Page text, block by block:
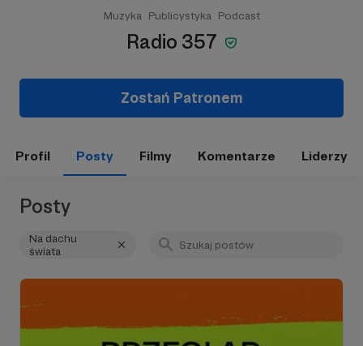
Muzyka Publicystyka Podcast
Radio 357
Zostań Patronem
Profil Posty Filmy Komentarze Liderzy
Posty
Na dachu
świata